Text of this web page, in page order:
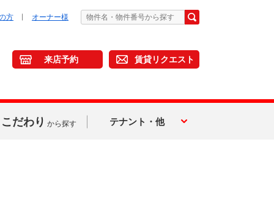
方 オーナー様
来店予約 賃貸リクエスト
こだわり から探す テナント・他